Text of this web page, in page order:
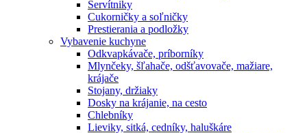
Servítniky
Cukorničky a soľničky
Prestierania a podložky
Vybavenie kuchyne
Odkvapkávače, príborníky
Mlynčeky, šľahače, odšťavovače, mažiare,
krájače
Stojany, držiaky
Dosky na krájanie, na cesto
Chlebníky
Lieviky, sitká, cedníky, haluškáre